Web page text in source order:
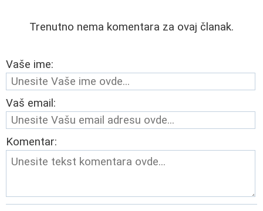
Trenutno nema komentara za ovaj članak.
Vaše ime:
Vaš email:
Komentar: